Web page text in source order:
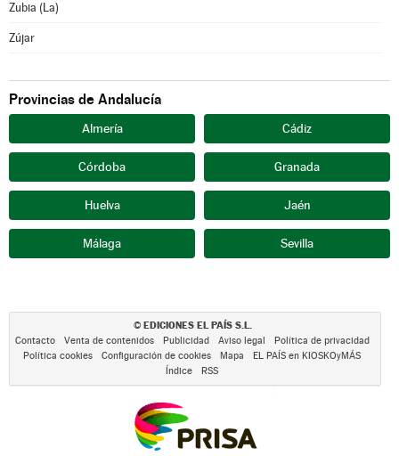
Zubia (La)
Zújar
Provincias de Andalucía
Almería Cádiz
Córdoba Granada
Huelva Jaén
Málaga Sevilla
© EDICIONES EL PAÍS S.L.
Contacto Venta de contenidos Publicidad Aviso legal
Política de privacidad
Política cookies
Configuración de cookies Mapa
EL PAÍS en KIOSKOyMÁS
Índice
RSS